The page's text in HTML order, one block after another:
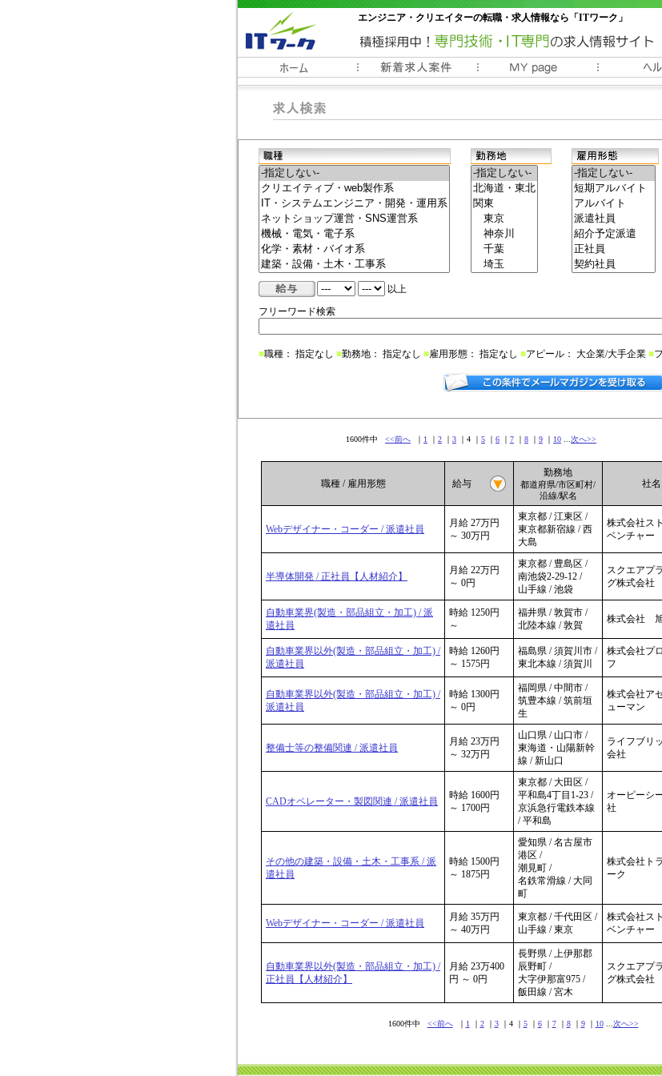
エンジニア・クリエイターの転職・求人情報なら「ITワーク」
常時3000件以上の求人情報掲載中
以上
フリーワード検索
■職種： 指定なし ■勤務地： 指定なし ■雇用形態： 指定なし ■アピール： 大企業/大手企業 ■
1600件中 <<前へ ｜ 1 ｜ 2 ｜ 3 ｜4 ｜ 5 ｜ 6 ｜ 7 ｜ 8 ｜ 9 ｜ 10 次へ>>
職種 / 雇用形態 給与
勤務地
都道府県/市区町村/
沿線/駅名
社名
Webデザイナー・コーダー / 派遣社員
月給 27万円
～ 30万円
東京都 / 江東区 /
東京都新宿線 / 西
大島
株式会社ス
ベンチャー
半導体開発 / 正社員【人材紹介】
月給 22万円
～ 0円
東京都 / 豊島区 /
南池袋2-29-12 /
山手線 / 池袋
スクエアプ
グ株式会社
自動車業界(製造・部品組立・加工) / 派
遣社員
時給 1250円
～
福井県 / 敦賀市 /
北陸本線 / 敦賀
株式会社
自動車業界以外(製造・部品組立・加工) /
派遣社員
時給 1260円
～ 1575円
福島県 / 須賀川市 /
東北本線 / 須賀川
株式会社プ
フ
自動車業界以外(製造・部品組立・加工) /
派遣社員
時給 1300円
～ 0円
福岡県 / 中間市 /
筑豊本線 / 筑前垣
生
株式会社ア
ューマン
整備士等の整備関連 / 派遣社員
月給 23万円
～ 32万円
山口県 / 山口市 /
東海道・山陽新幹
線 / 新山口
ライフブリ
会社
CADオペレーター・製図関連 / 派遣社員
時給 1600円
～ 1700円
東京都 / 大田区 /
平和島4丁目1-23 /
京浜急行電鉄本線
/ 平和島
オーピーシ
社
その他の建築・設備・土木・工事系 / 派
遣社員
時給 1500円
～ 1875円
愛知県 / 名古屋市
港区 /
潮見町 /
名鉄常滑線 / 大同
町
株式会社ト
ーク
Webデザイナー・コーダー / 派遣社員
月給 35万円
～ 40万円
東京都 / 千代田区 /
山手線 / 東京
株式会社ス
ベンチャー
自動車業界以外(製造・部品組立・加工) /
正社員【人材紹介】
月給 23万400
円 ～ 0円
長野県 / 上伊那郡
辰野町 /
大字伊那富975 /
飯田線 / 宮木
スクエアプ
グ株式会社
1600件中 <<前へ｜ 1 ｜ 2｜ 3｜4 ｜ 5｜ 6｜ 7｜ 8｜ 9｜ 10... 次へ>>